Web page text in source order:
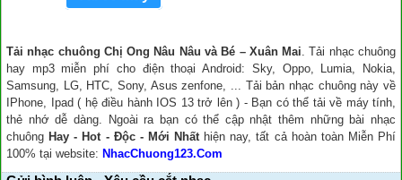
Tải nhạc chuông Chị Ong Nâu Nâu và Bé – Xuân Mai. Tải nhạc chuông
hay mp3 miễn phí cho điện thoại Android: Sky, Oppo, Lumia, Nokia,
Samsung, LG, HTC, Sony, Asus zenfone, ... Tải bản nhạc chuông này về
IPhone, Ipad ( hệ điều hành IOS 13 trở lên ) - Bạn có thể tải về máy tính,
thẻ nhớ dễ dàng. Ngoài ra bạn có thể cập nhật thêm những bài nhạc
chuông Hay - Hot - Độc - Mới Nhấthiện nay, tất cả hoàn toàn Miễn Phí
100% tại website: NhacChuong123.Com